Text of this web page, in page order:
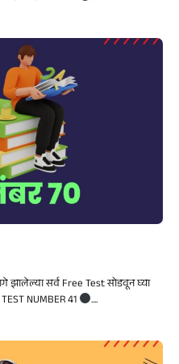
झालेल्या सर्व Free Test सोडवून घ्या
TEST NUMBER 41 ....